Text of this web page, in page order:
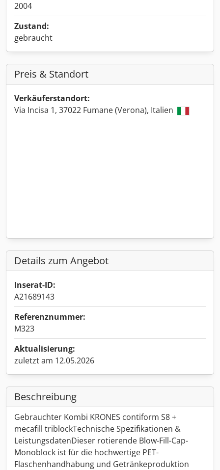
2004
Zustand:
gebraucht
Preis & Standort
Verkäuferstandort:
Via Incisa 1, 37022 Fumane (Verona), Italien
Details zum Angebot
Inserat-ID:
A21689143
Referenznummer:
M323
Aktualisierung:
zuletzt am 12.05.2026
Beschreibung
Gebrauchter Kombi KRONES contiform S8 +
mecafill triblockTechnische Spezifikationen &
LeistungsdatenDieser rotierende Blow-Fill-Cap-
Monoblock ist für die hochwertige PET-
Flaschenhandhabung und Getränkeproduktion